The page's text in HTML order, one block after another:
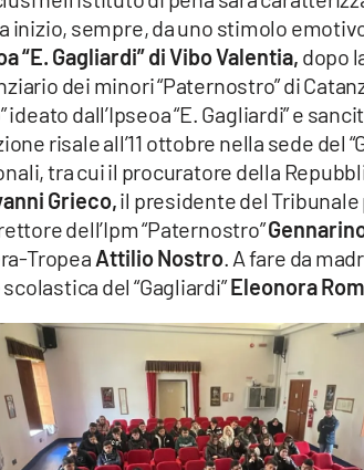
inizio, sempre, da uno stimolo
“E. Gagliardi” di Vibo Valentia, dopo
dei minori “Paternostro” di
dall’Ipseoa “E. Gagliardi” e
risale all’11 ottobre nella sede del
tra cui il procuratore della
Grieco,il presidente del
dell’Ipm “Paternostro”
Tropea Attilio Nostro. A fare da
del “Gagliardi”Eleonora